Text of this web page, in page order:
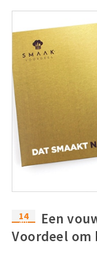
14
apr
Een
Voordeel